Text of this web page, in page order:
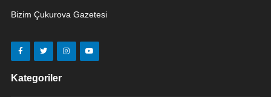
Bizim Çukurova Gazetesi
Kategoriler